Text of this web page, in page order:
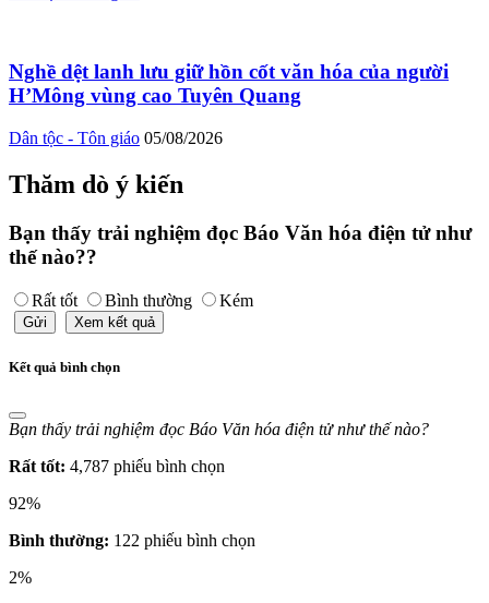
Nghề dệt lanh lưu giữ hồn cốt văn hóa của người
H’Mông vùng cao Tuyên Quang
Dân tộc - Tôn giáo 05/08/2026
Thăm dò ý kiến
Bạn thấy trải nghiệm đọc Báo Văn hóa điện tử như
thế nào??
Rất tốt Bình thường Kém
Gửi Xem kết quả
Kết quả bình chọn
Bạn thấy trải nghiệm đọc Báo Văn hóa điện tử như thế nào?
Rất tốt: 4,787 phiếu bình chọn
92%
Bình thường: 122 phiếu bình chọn
2%